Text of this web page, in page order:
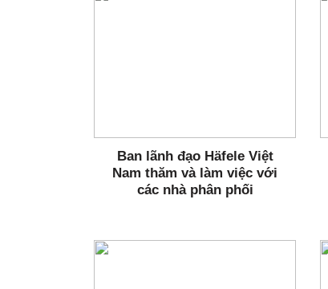
Ban lãnh đạo Häfele Việt
Nam thăm và làm việc với
các nhà phân phối